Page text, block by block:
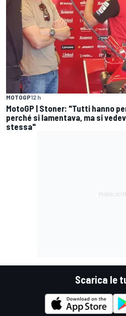
MOTOGP12 h
MotoGP | Stoner: "Tutti hanno
perché si lamentava, ma si
stessa"
Scarica le